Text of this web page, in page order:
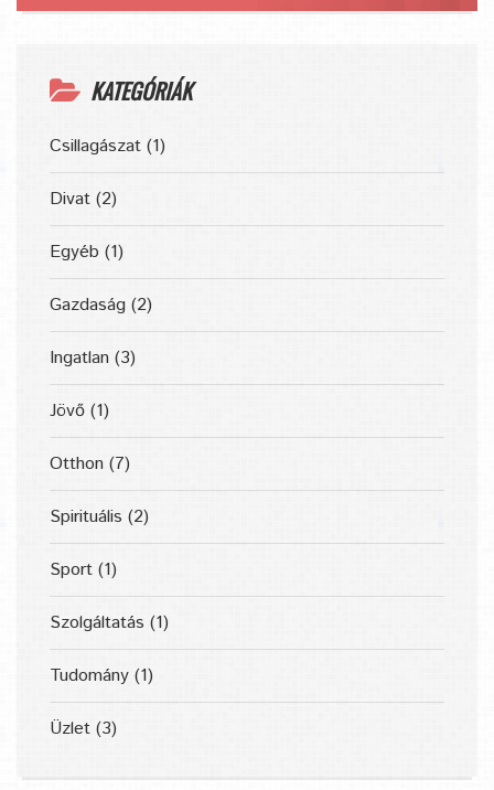
KATEGÓRIÁK
Csillagászat (1)
Divat (2)
Egyéb (1)
Gazdaság (2)
Ingatlan (3)
Jövő (1)
Otthon (7)
Spirituális (2)
Sport (1)
Szolgáltatás (1)
Tudomány (1)
Üzlet (3)